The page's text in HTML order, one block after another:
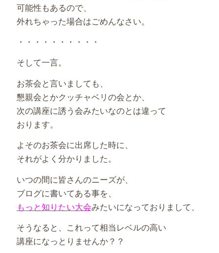
可能性もあるので、
外れちゃった場合はごめんなさい。
・・・・・・・・・・
そして一言。
お茶会と言いましても、
懇親会とかクッチャベリの会とか、
次の講座に誘う会みたいなのとは違って
おります。
よそのお茶会に出席した時に、
それがよく分かりました。
いつの間に皆さんのニーズが、
ブログに書いてある事を、
もっと知りたい大会みたいになっておりまして、
そうなると、これって相当レベルの高い
講座になっとりませんか？？